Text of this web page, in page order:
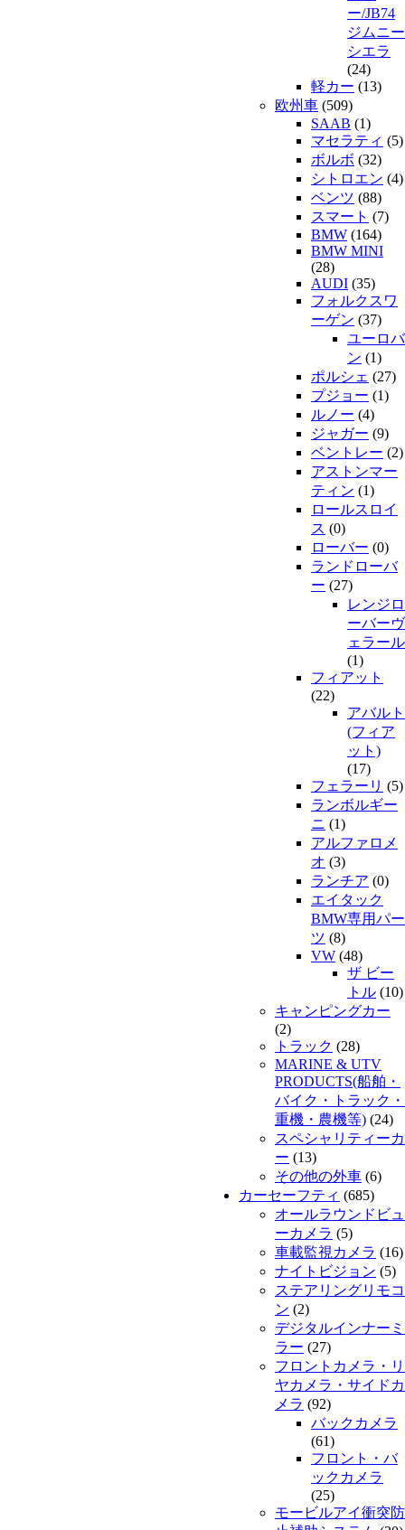
ー/JB74
ジムニー
シエラ
(24)
軽カー (13)
欧州車 (509)
SAAB (1)
マセラティ (5)
ボルボ (32)
シトロエン (4)
ベンツ (88)
スマート (7)
BMW (164)
BMW MINI
(28)
AUDI (35)
フォルクスワ
ーゲン (37)
ユーロバ
ン (1)
ポルシェ (27)
プジョー (1)
ルノー (4)
ジャガー (9)
ベントレー (2)
アストンマー
ティン (1)
ロールスロイ
ス (0)
ローバー (0)
ランドローバ
ー (27)
レンジロ
ーバーヴ
ェラール
(1)
フィアット
(22)
アバルト
(フィア
ット)
(17)
フェラーリ (5)
ランボルギー
ニ (1)
アルファロメ
オ (3)
ランチア (0)
エイタック
BMW専用パー
ツ (8)
VW (48)
ザ ビー
トル (10)
キャンピングカー
(2)
トラック (28)
MARINE & UTV
PRODUCTS(船舶・
バイク・トラック・
重機・農機等) (24)
スペシャリティーカ
ー (13)
その他の外車 (6)
カーセーフティ (685)
オールラウンドビュ
ーカメラ (5)
車載監視カメラ (16)
ナイトビジョン (5)
ステアリングリモコ
ン (2)
デジタルインナーミ
ラー (27)
フロントカメラ・リ
ヤカメラ・サイドカ
メラ (92)
バックカメラ
(61)
フロント・バ
ックカメラ
(25)
モービルアイ衝突防